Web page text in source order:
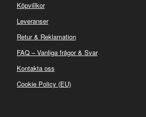
Köpvillkor
Leveranser
Retur & Reklamation
FAQ – Vanliga frågor & Svar
Kontakta oss
Cookie Policy (EU)